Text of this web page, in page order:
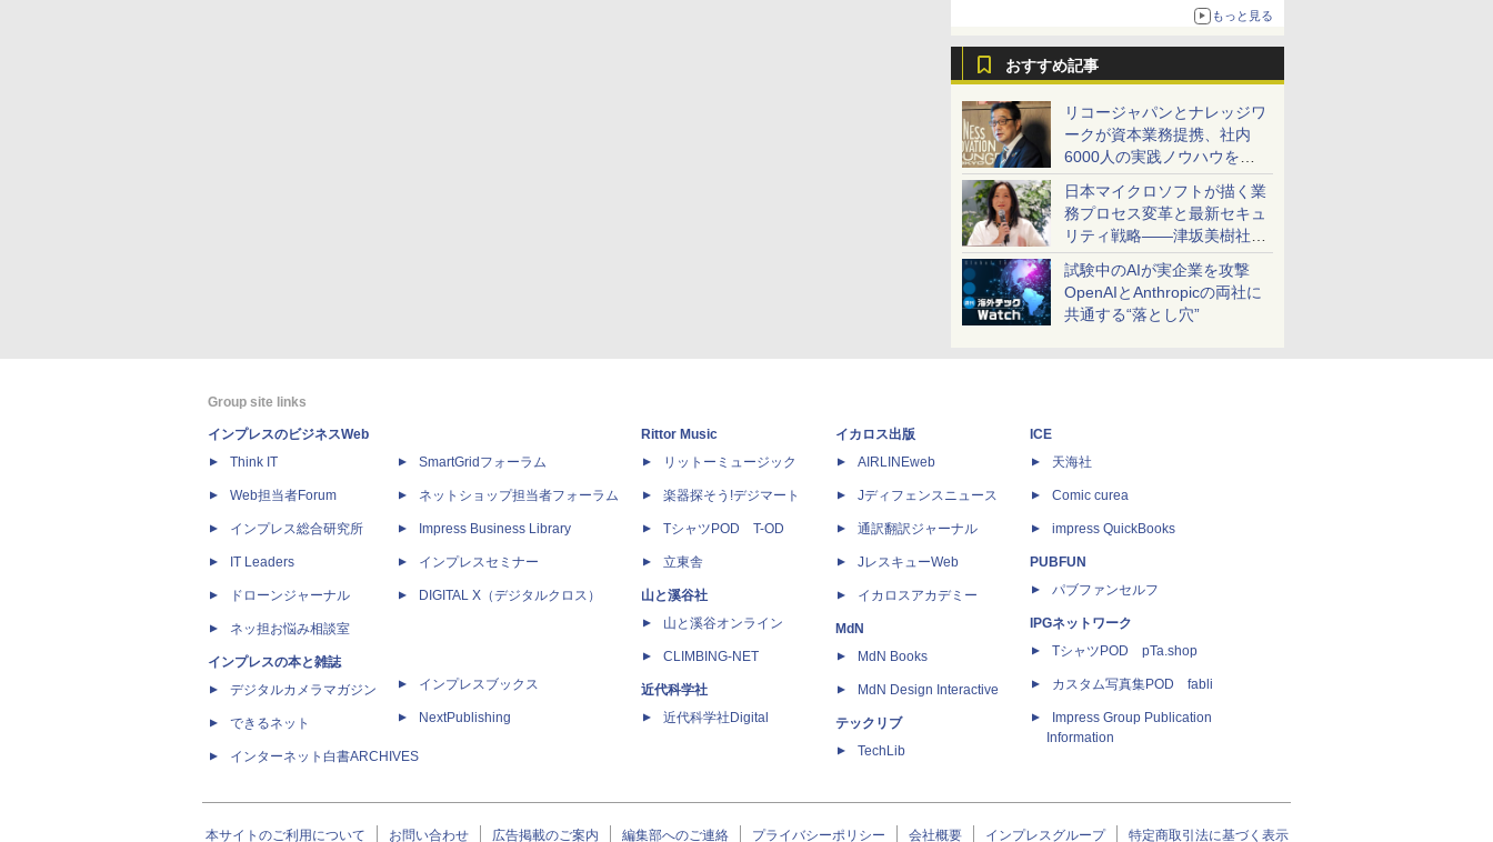
もっと見る
おすすめ記事
リコージャパンとナレッジワ
ークが資本業務提携、社内
6000人の実践ノウハウを生
かした「AI商談記録 for
RICOH」を展開へ
日本マイクロソフトが描く業
務プロセス変革と最新セキュ
リティ戦略――津坂美樹社長
が2027年度戦略を説明
試験中のAIが実企業を攻撃
OpenAIとAnthropicの両社に
共通する“落とし穴”
Group site links
インプレスのビジネスWeb
Think IT
Web担当者Forum
インプレス総合研究所
IT Leaders
ドローンジャーナル
ネッ担お悩み相談室
インプレスの本と雑誌
デジタルカメラマガジン
できるネット
インターネット白書ARCHIVES
SmartGridフォーラム
ネットショップ担当者フォーラム
Impress Business Library
インプレスセミナー
DIGITAL X（デジタルクロス）
インプレスブックス
NextPublishing
Rittor Music
リットーミュージック
楽器探そう!デジマート
TシャツPOD T-OD
立東舎
山と溪谷社
山と溪谷オンライン
CLIMBING-NET
近代科学社
近代科学社Digital
イカロス出版
AIRLINEweb
Jディフェンスニュース
通訳翻訳ジャーナル
JレスキューWeb
イカロスアカデミー
MdN
MdN Books
MdN Design Interactive
テックリブ
TechLib
ICE
天海社
Comic curea
impress QuickBooks
PUBFUN
パブファンセルフ
IPGネットワーク
TシャツPOD pTa.shop
カスタム写真集POD fabli
Impress Group Publication
Information
本サイトのご利用について お問い合わせ 広告掲載のご案内 編集部へのご連絡 プライバシーポリシー 会社概要 インプレスグループ 特定商取引法に基づく表示